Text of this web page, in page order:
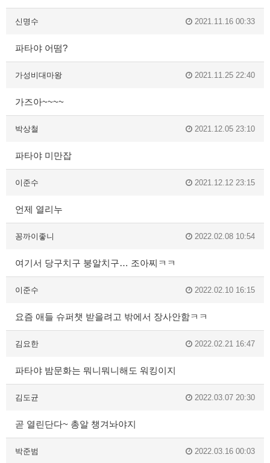
신명수 2021.11.16 00:33
파타야 어떰?
가성비대마왕 2021.11.25 22:40
가즈아~~~~
박상철 2021.12.05 23:10
파타야 미만잡
이준수 2021.12.12 23:15
언제 열리누
꽁까이좋니 2022.02.08 10:54
여기서 당구치구 붕알치구… 조아찌ㅋㅋ
이준수 2022.02.10 16:15
요즘 애들 슈퍼챗 받을려고 밖에서 장사안함ㅋㅋ
김요한 2022.02.21 16:47
파타야 밤문화는 뭐니뭐니해도 워킹이지
김도균 2022.03.07 20:30
곧 열린단다~ 총알 챙겨놔야지
박준범 2022.03.16 00:03